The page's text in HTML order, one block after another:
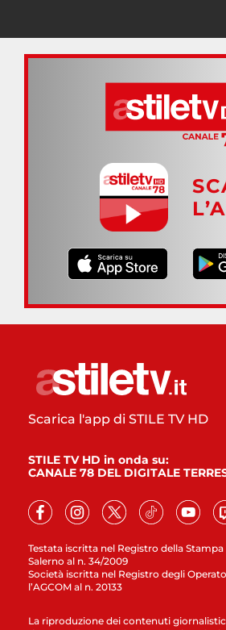
Testata iscritta nel Registro della
Salerno al n. 34/2009
Società iscritta nel Registro degli
l’AGCOM al n. 20133
Scarica l'app di STILE TV HD
STILE TV HD in onda su:
CANALE 78 DEL DIGITALE
La riproduzione dei contenuti